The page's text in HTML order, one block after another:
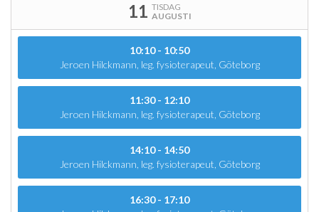
11 TISDAG
AUGUSTI
10:10 - 10:50
Jeroen Hilckmann, leg. fysioterapeut, Göteborg
11:30 - 12:10
Jeroen Hilckmann, leg. fysioterapeut, Göteborg
14:10 - 14:50
Jeroen Hilckmann, leg. fysioterapeut, Göteborg
16:30 - 17:10